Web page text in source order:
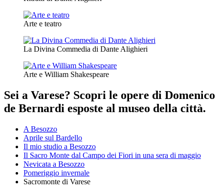
Arte e teatro
La Divina Commedia di Dante Alighieri
Arte e William Shakespeare
Sei a Varese? Scopri le opere di Domenico
de Bernardi esposte al museo della città.
A Besozzo
Aprile sul Bardello
Il mio studio a Besozzo
Il Sacro Monte dal Campo dei Fiori in una sera di maggio
Nevicata a Besozzo
Pomeriggio invernale
Sacromonte di Varese